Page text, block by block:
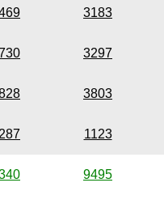
3183
3297
3803
1123
9495